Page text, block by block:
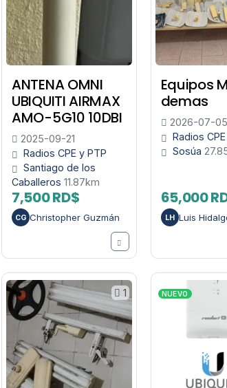
ANTENA OMNI
UBIQUITI AIRMAX
AMO-5G10 10DBI
2025-09-21
Radios CPE y PTP
Santiago de los
Caballeros 11.87km
7,500 RD$
CG Christopher Guzmán
Equipos
demas
2026-07-05
Radios
Sosúa
65,000
LH Luis
1 NUEVO